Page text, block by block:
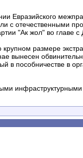
Евразийского
с отечественными
"Ак жол" во главе
размере
вынесен
в пособничестве в